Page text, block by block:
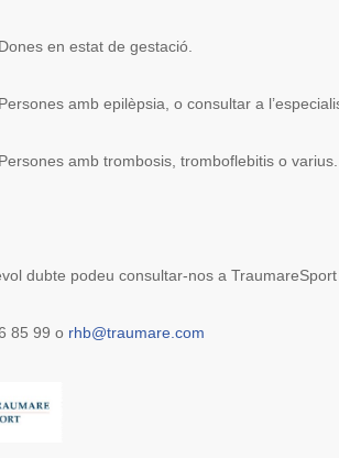
en estat de gestació.
amb epilèpsia, o consultar a
amb trombosis, tromboflebitis o varius.
dubte podeu consultar-nos a
85 99 o rhb@traumare.com